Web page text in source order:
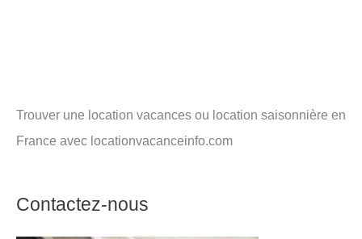
Trouver une location vacances ou location saisonnière en
France avec locationvacanceinfo.com
Contactez-nous